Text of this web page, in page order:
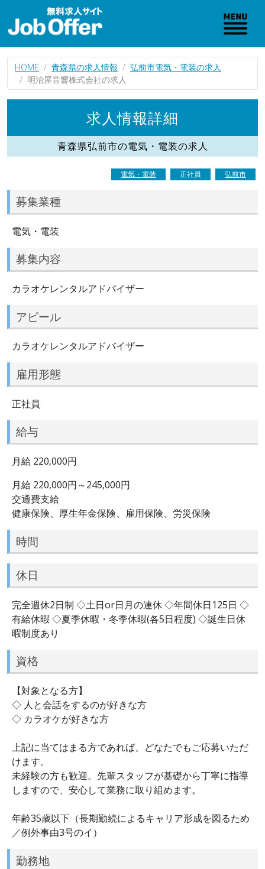
HOME 青森県の求人情報
弘前市電気・電装の求人
明治屋音響株式会社の求人
求人情報詳細
青森県弘前市の電気・電装の求人
電気・電装 正社員 弘前市
募集業種
電気・電装
募集内容
カラオケレンタルアドバイザー
アピール
カラオケレンタルアドバイザー
雇用形態
正社員
給与
月給 220,000円
月給 220,000円～245,000円
交通費支給
健康保険、厚生年金保険、雇用保険、労災保険
時間
休日
完全週休2日制 ◇土日or日月の連休 ◇年間休日125日 ◇
有給休暇 ◇夏季休暇・冬季休暇(各5日程度) ◇誕生日休
暇制度あり
資格
【対象となる方】
◇ 人と会話をするのが好きな方
◇ カラオケが好きな方
上記に当てはまる方であれば、どなたでもご応募いただ
けます。
未経験の方も歓迎。先輩スタッフが基礎から丁寧に指導
しますので、安心して業務に取り組めます。
年齢35歳以下（長期勤続によるキャリア形成を図るため
／例外事由3号のイ）
勤務地